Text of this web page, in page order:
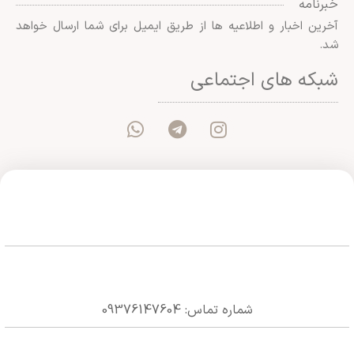
ساعت پاسخگویی تلفنی : ۱۰ الی ۲۲
کلیه حقوق سایت متعلق به شیک و پیک می باشد.